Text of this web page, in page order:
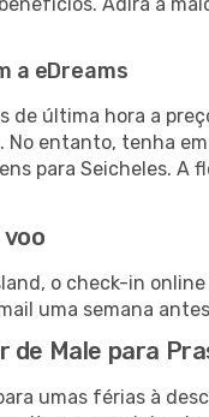
a eDreams
de última hora a
No entanto, tenha
para Seicheles.
o check-in
uma semana
Male para
umas férias à